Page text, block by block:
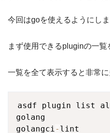
今回はgoを使えるようにしま
まず使用できるpluginの一覧
一覧を全て表示すると非常
asdf plugin list
golangci -